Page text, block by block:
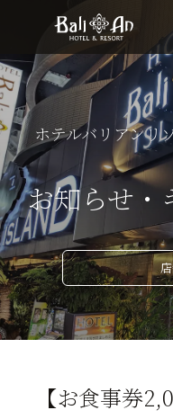
ホテルバリアンリ
お知らせ・
【お食事券